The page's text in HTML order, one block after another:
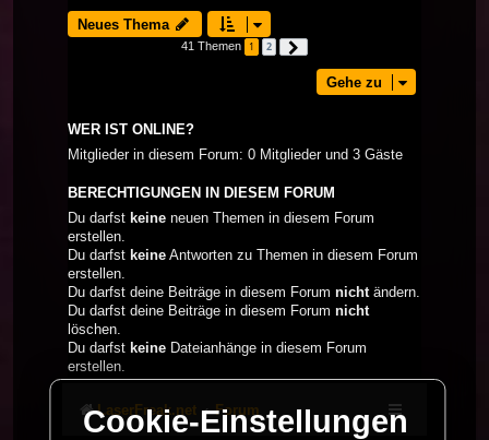
Neues Thema
41 Themen 1 2
Gehe zu
WER IST ONLINE?
Mitglieder in diesem Forum: 0 Mitglieder und 3 Gäste
BERECHTIGUNGEN IN DIESEM FORUM
Du darfst keine neuen Themen in diesem Forum
erstellen.
Du darfst keine Antworten zu Themen in diesem Forum
erstellen.
Du darfst deine Beiträge in diesem Forum nichtändern.
Du darfst deine Beiträge in diesem Forum nicht
löschen.
Du darfst keine Dateianhänge in diesem Forum
erstellen.
LaserFreak.net Forum
Cookie-Einstellungen